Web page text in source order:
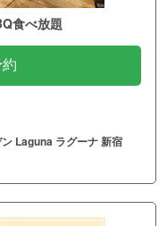
食べ放題
Laguna ラグーナ 新宿